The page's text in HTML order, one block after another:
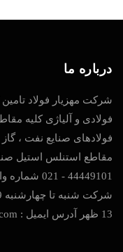
درباره ما
شرکت مهزیار فولاد
فولادی و آلیاژی کلیه
فولادهای صنایع نفت ،
مقاطع استنلس استیل
13 ظهر آدرس ایمیل : mahzyarsteel@gmail.com